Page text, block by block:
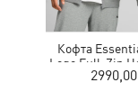
Кофта
Logo Full-Zip